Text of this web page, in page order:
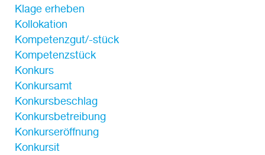
Klage erheben
Kollokation
Kompetenzgut/-stück
Kompetenzstück
Konkurs
Konkursamt
Konkursbeschlag
Konkursbetreibung
Konkurseröffnung
Konkursit